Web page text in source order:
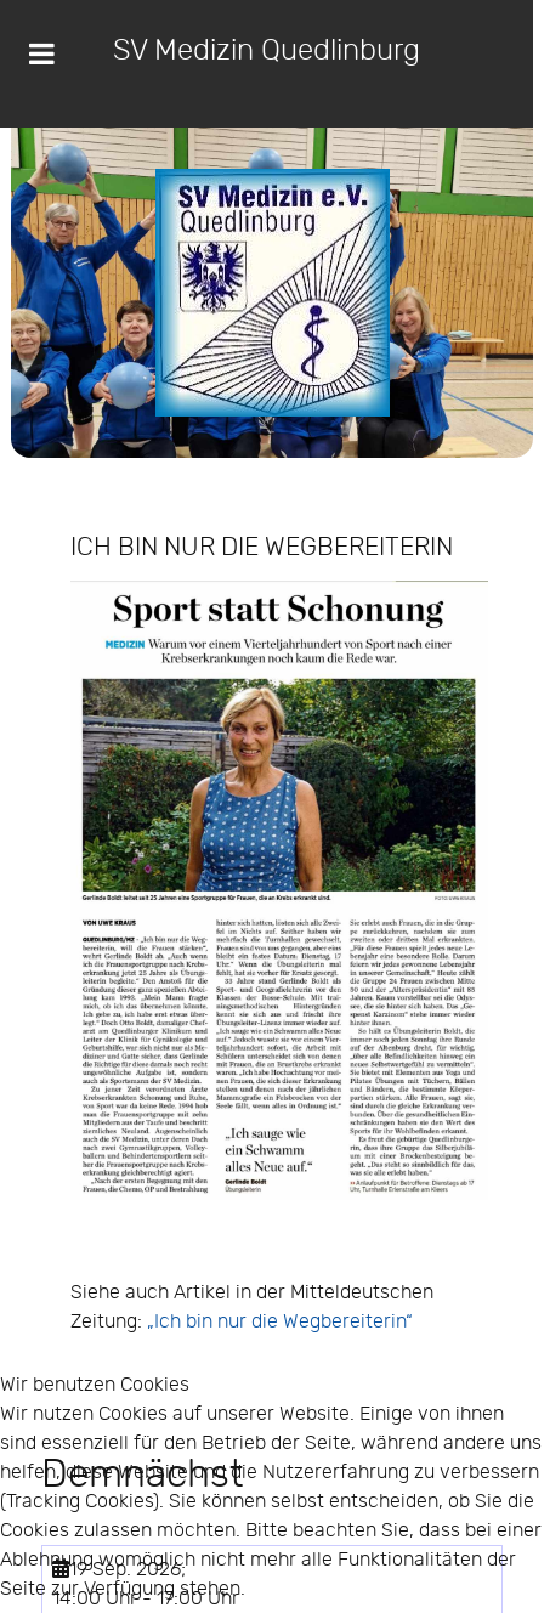
SV Medizin Quedlinburg
ICH BIN NUR DIE WEGBEREITERIN
Siehe auch Artikel in der Mitteldeutschen
Zeitung: „Ich bin nur die Wegbereiterin“
Demnächst
19 Sep. 2026;
14:00 Uhr-17:00 Uhr
Wir benutzen Cookies
Wir nutzen Cookies auf unserer Website. Einige von ihnen
sind essenziell für den Betrieb der Seite, während andere uns
helfen, diese Website und die Nutzererfahrung zu verbessern
(Tracking Cookies). Sie können selbst entscheiden, ob Sie die
Cookies zulassen möchten. Bitte beachten Sie, dass bei einer
Ablehnung womöglich nicht mehr alle Funktionalitäten der
Seite zur Verfügung stehen.